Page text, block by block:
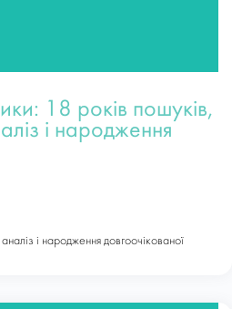
18 років пошуків,
і народження
і народження довгоочікованої